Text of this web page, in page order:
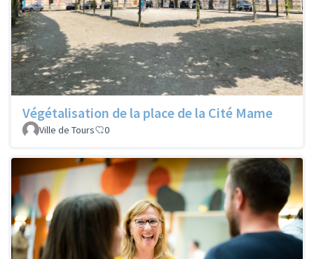
Végétalisation de la place de la Cité Mame
Ville de Tours 0